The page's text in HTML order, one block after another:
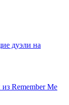
дуэли на
Remember Me